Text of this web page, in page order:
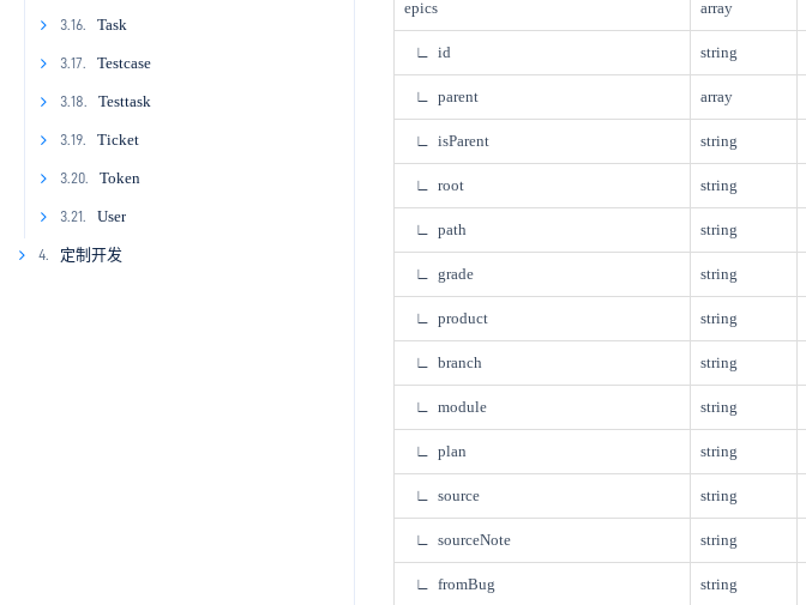
2.13.12
3.11.5
3.12.4
3.13.3
3.13.4
3.13.5
3.13.6
3.13.7
3.13.8
3.14.2
3.14.3
3.14.4
3.14.5
3.14.6
3.14.7
3.14.8
3.15.1
3.15.2
3.15.3
3.16. Task
3.16.1
3.16.2
3.16.3
3.16.4
3.16.5
3.16.6
3.17. Testcase
3.17.1
3.17.2
3.17.3
3.17.4
3.17.5
3.18. Testtask
3.18.1
3.18.2
3.18.3
3.18.4
3.19. Ticket
3.19.1
3.19.2
3.19.3
3.20. Token
3.20.1
3.21. User
3.21.1
4. 定制开发
epics array
∟ id string
∟ parent array
∟ isParent string
∟ root string
∟ path string
∟ grade string
∟ product string
∟ branch string
∟ module string
∟ plan string
∟ source string
∟ sourceNote string
∟ fromBug string